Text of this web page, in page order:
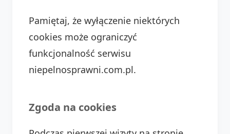
Pamiętaj, że wyłączenie niektórych
cookies może ograniczyć
funkcjonalność serwisu
niepelnosprawni.com.pl.
Zgoda na cookies